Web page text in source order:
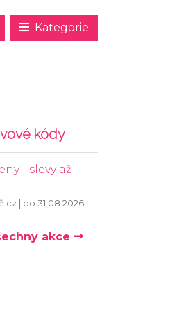
Kategorie
kódy
- slevy až
| do 31.08.2026
akce